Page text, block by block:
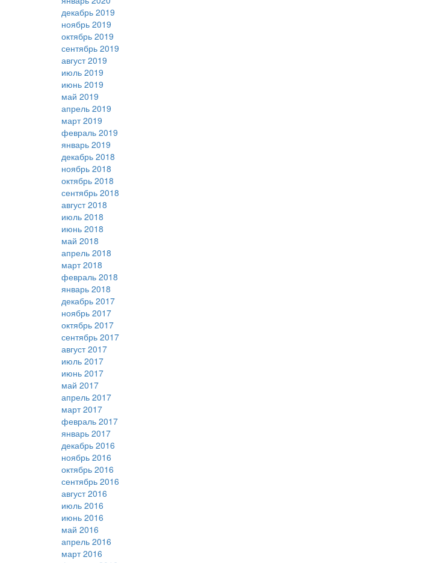
декабрь 2019
ноябрь 2019
октябрь 2019
сентябрь 2019
август 2019
июль 2019
июнь 2019
май 2019
апрель 2019
март 2019
февраль 2019
январь 2019
декабрь 2018
ноябрь 2018
октябрь 2018
сентябрь 2018
август 2018
июль 2018
июнь 2018
май 2018
апрель 2018
март 2018
февраль 2018
январь 2018
декабрь 2017
ноябрь 2017
октябрь 2017
сентябрь 2017
август 2017
июль 2017
июнь 2017
май 2017
апрель 2017
март 2017
февраль 2017
январь 2017
декабрь 2016
ноябрь 2016
октябрь 2016
сентябрь 2016
август 2016
июль 2016
июнь 2016
май 2016
апрель 2016
март 2016